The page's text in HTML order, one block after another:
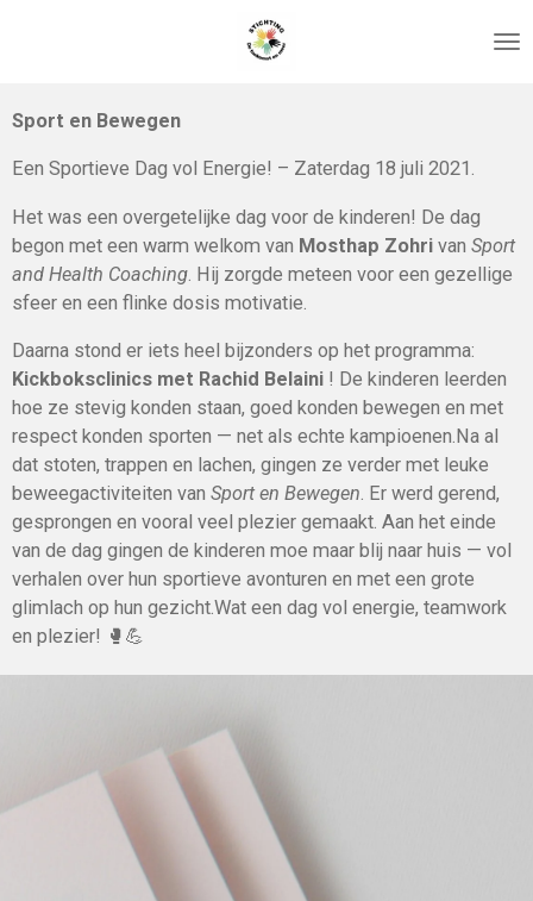
de
Sport en Bewegen
Een Sportieve Dag vol Energie! – Zaterdag 18 juli 2021.
Het was een overgetelijke dag voor de kinderen! De dag
begon met een warm welkom van Mosthap Zohri van Sport
and Health Coaching . Hij zorgde meteen voor een gezellige
sfeer en een flinke dosis motivatie.
Daarna stond er iets heel bijzonders op het programma:
Kickboksclinics met Rachid Belaini ! De kinderen leerden
hoe ze stevig konden staan, goed konden bewegen en met
respect konden sporten — net als echte kampioenen.Na al
dat stoten, trappen en lachen, gingen ze verder met leuke
beweegactiviteiten van Sport en Bewegen. Er werd gerend,
gesprongen en vooral veel plezier gemaakt. Aan het einde
van de dag gingen de kinderen moe maar blij naar huis — vol
verhalen over hun sportieve avonturen en met een grote
glimlach op hun gezicht.Wat een dag vol energie, teamwork
en plezier! 🥊💪